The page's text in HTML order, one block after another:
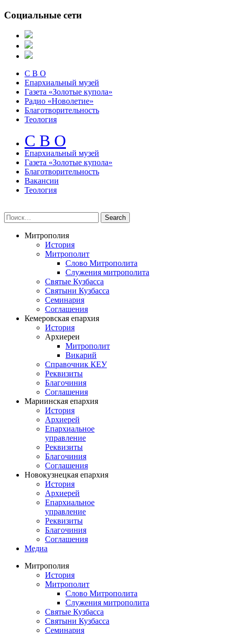
Социальные сети
С В О
Епархиальный музей
Газета «Золотые купола»
Радио «Новолетие»
Благотворительность
Теология
С В О
Епархиальный музeй
Газета «Золотые купола»
Благотворительность
Вакансии
Теология
Митрополия
История
Митрополит
Слово Митрополита
Служения митрополита
Святые Кузбасса
Святыни Кузбасса
Семинария
Соглашения
Кемеровская епархия
История
Архиереи
Митрополит
Викарий
Справочник КЕУ
Реквизиты
Благочиния
Соглашения
Мариинская епархия
История
Архиерей
Епархиальное
управление
Реквизиты
Благочиния
Соглашения
Новокузнецкая епархия
История
Архиерей
Епархиальное
управление
Реквизиты
Благочиния
Соглашения
Медиа
Митрополия
История
Митрополит
Слово Митрополита
Служения митрополита
Святые Кузбасса
Святыни Кузбасса
Семинария